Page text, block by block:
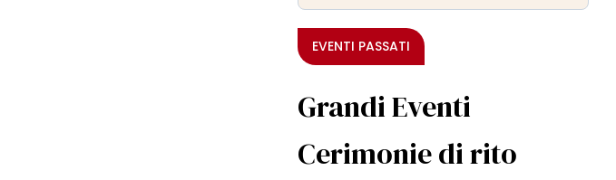
EVENTI PASSATI
Grandi Eventi
Cerimonie di rito